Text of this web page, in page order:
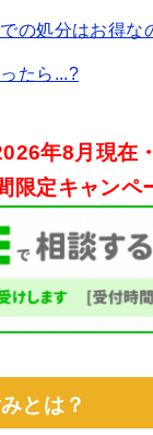
の処分はお得な
たら...?
年8月現在・
限定キャンペ
とは？